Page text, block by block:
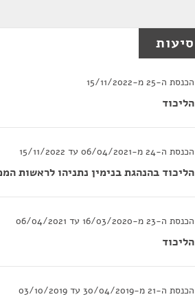
סיעות
הכנסת ה-25 מ-15/11/2022
הליכוד
הכנסת ה-24 מ-06/04/2021 עד 15/11/2022
הליכוד בהנהגת בנימין נתניהו לראשות
הכנסת ה-23 מ-16/03/2020 עד 06/04/2021
הליכוד
הכנסת ה-21 מ-30/04/2019 עד 03/10/2019